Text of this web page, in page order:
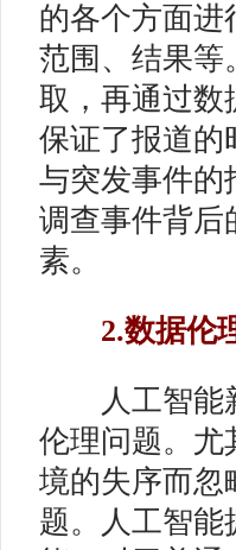
的各个方面进
范围、结果等
取，再通过数
保证了报道的
与突发事件的
调查事件背后
素。
2.数据伦
人工智能新
伦理问题。尤
境的失序而忽
题。人工智能